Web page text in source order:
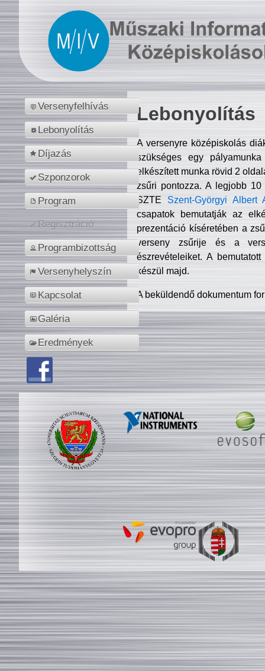
Versenyfelhívás
Lebonyolítás
Díjazás
Szponzorok
Program
Regisztráció
Programbizottság
Versenyhelyszín
Kapcsolat
Galéria
Eredmények
Lebonyolítás
A versenyre középiskolás
szükséges egy
elkészített munka rövid 2
zsűri pontozza. A legjobb
SZTE Szent-Györgyi Albert
csapatok bemutatják az
prezentáció kíséretében a
verseny zsűrije és a
észrevételeiket. A
készül majd.
A beküldendő dokumentum